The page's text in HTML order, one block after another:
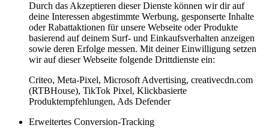
Durch das Akzeptieren dieser Dienste können wir dir auf
deine Interessen abgestimmte Werbung, gesponserte Inhalte
oder Rabattaktionen für unsere Webseite oder Produkte
basierend auf deinem Surf- und Einkaufsverhalten anzeigen
sowie deren Erfolge messen. Mit deiner Einwilligung setzen
wir auf dieser Webseite folgende Drittdienste ein:
Criteo, Meta-Pixel, Microsoft Advertising, creativecdn.com
(RTBHouse), TikTok Pixel, Klickbasierte
Produktempfehlungen, Ads Defender
Erweitertes Conversion-Tracking